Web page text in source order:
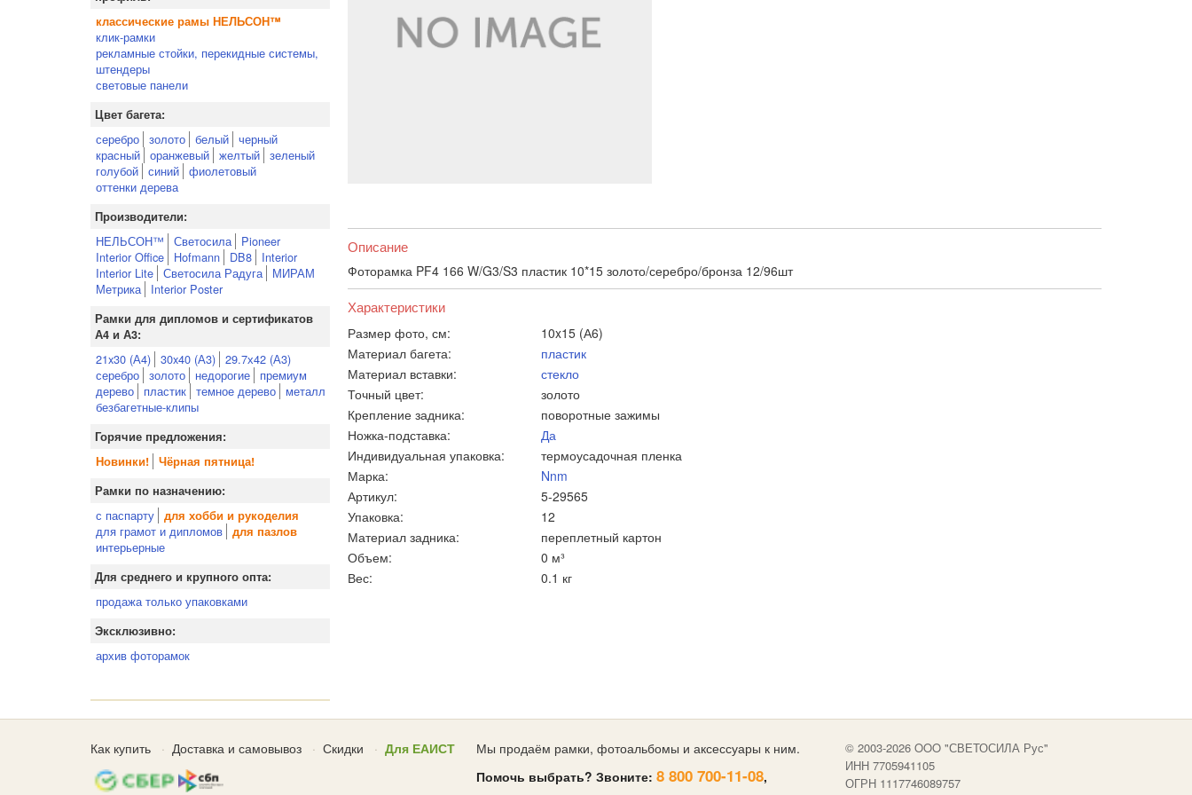
классические рамы НЕЛЬСОН™
клик-рамки
рекламные стойки, перекидные системы,
штендеры
световые панели
Цвет багета:
серебро золото белый черный
красный оранжевый желтый зеленый
голубой синий фиолетовый
оттенки дерева
Производители:
НЕЛЬСОН™ Светосила
Pioneer
Interior Office
Hofmann DB8
Interior
Interior Lite Светосила Радуга
МИРАМ
Метрика
Interior Poster
Рамки для дипломов и сертификатов
А4 и А3:
21x30 (А4) 30x40 (А3) 29.7х42 (А3)
серебро золото недорогие
премиум
дерево
пластик темное дерево
металл
безбагетные-клипы
Горячие предложения:
Новинки!
Чёрная пятница!
Рамки по назначению:
с паспарту для хобби и рукоделия
для грамот и дипломов для пазлов
интерьерные
Для среднего и крупного опта:
продажа только упаковками
Эксклюзивно:
архив фоторамок
Описание
Фоторамка PF4 166 W/G3/S3 пластик 10*15 золото/серебро/бронза 12/96шт
Характеристики
Размер фото, см:
10x15 (А6)
Материал багета:
пластик
Материал вставки:
стекло
Точный цвет:
золото
Крепление задника:
поворотные зажимы
Ножка-подставка:
Да
Индивидуальная упаковка:
термоусадочная пленка
Марка:
Nnm
Артикул:
5-29565
Упаковка:
12
Материал задника:
переплетный картон
Объем:
0 м³
Вес:
0.1 кг
Как купить Доставка и самовывоз Скидки Для ЕАИСТ
Мы продаём рамки, фотоальбомы и аксессуары к ним.
Помочь выбрать? Звоните: 8 800 700-11-08,
© 2003-2026 OOO "СВЕТОСИЛА Рус"
ИНН 7705941105
ОГРН 1117746089757